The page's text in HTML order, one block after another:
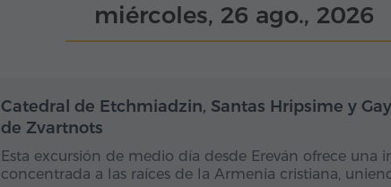
miércoles, 26 ago., 2026
Medio día
Catedral de Etchmiadzin, Santas Hripsime y
de Zvartnots
Esta excursión de medio día desde Ereván ofrece una
concentrada a las raíces de la Armenia cristiana,